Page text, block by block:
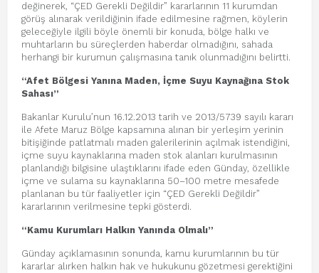
değinerek, “ÇED Gerekli Değildir” kararlarının 11 kurumdan
görüş alınarak verildiğinin ifade edilmesine rağmen, köylerin
geleceğiyle ilgili böyle önemli bir konuda, bölge halkı ve
muhtarların bu süreçlerden haberdar olmadığını, sahada
herhangi bir kurumun çalışmasına tanık olunmadığını belirtti.
“Afet Bölgesi Yanına Maden, İçme Suyu Kaynağına Stok
Sahası”
Bakanlar Kurulu’nun 16.12.2013 tarih ve 2013/5739 sayılı kararı
ile Afete Maruz Bölge kapsamına alınan bir yerleşim yerinin
bitişiğinde patlatmalı maden galerilerinin açılmak istendiğini,
içme suyu kaynaklarına maden stok alanları kurulmasının
planlandığı bilgisine ulaştıklarını ifade eden Günday, özellikle
içme ve sulama su kaynaklarına 50–100 metre mesafede
planlanan bu tür faaliyetler için “ÇED Gerekli Değildir”
kararlarının verilmesine tepki gösterdi.
“Kamu Kurumları Halkın Yanında Olmalı”
Günday açıklamasının sonunda, kamu kurumlarının bu tür
kararlar alırken halkın hak ve hukukunu gözetmesi gerektiğini